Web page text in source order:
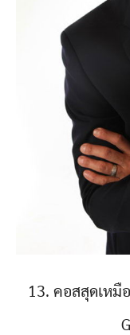
13. คอสสุดเหมื